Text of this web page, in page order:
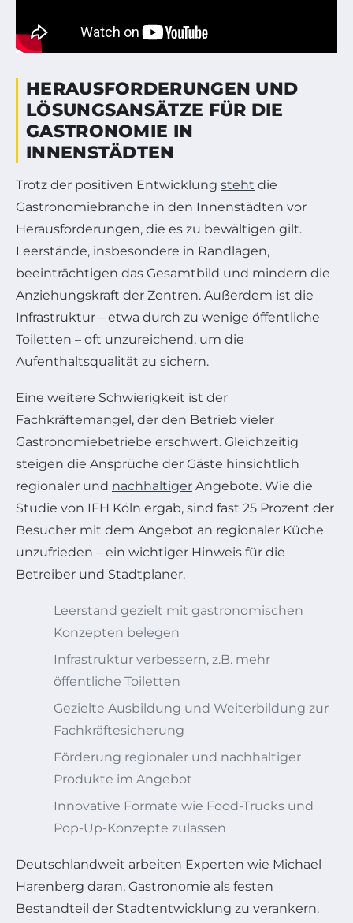
HERAUSFORDERUNGEN UND
LÖSUNGSANSÄTZE FÜR DIE
GASTRONOMIE IN
INNENSTÄDTEN
Trotz der positiven Entwicklung steht die
Gastronomiebranche in den Innenstädten vor
Herausforderungen, die es zu bewältigen gilt.
Leerstände, insbesondere in Randlagen,
beeinträchtigen das Gesamtbild und mindern die
Anziehungskraft der Zentren. Außerdem ist die
Infrastruktur – etwa durch zu wenige öffentliche
Toiletten – oft unzureichend, um die
Aufenthaltsqualität zu sichern.
Eine weitere Schwierigkeit ist der
Fachkräftemangel, der den Betrieb vieler
Gastronomiebetriebe erschwert. Gleichzeitig
steigen die Ansprüche der Gäste hinsichtlich
regionaler und nachhaltiger Angebote. Wie die
Studie von IFH Köln ergab, sind fast 25 Prozent der
Besucher mit dem Angebot an regionaler Küche
unzufrieden – ein wichtiger Hinweis für die
Betreiber und Stadtplaner.
Leerstand gezielt mit gastronomischen
Konzepten belegen
Infrastruktur verbessern, z.B. mehr
öffentliche Toiletten
Gezielte Ausbildung und Weiterbildung zur
Fachkräftesicherung
Förderung regionaler und nachhaltiger
Produkte im Angebot
Innovative Formate wie Food-Trucks und
Pop-Up-Konzepte zulassen
Deutschlandweit arbeiten Experten wie Michael
Harenberg daran, Gastronomie als festen
Bestandteil der Stadtentwicklung zu verankern.